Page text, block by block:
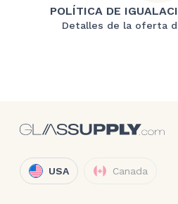
POLÍTICA DE
Detalles de la oferta
USA Canada